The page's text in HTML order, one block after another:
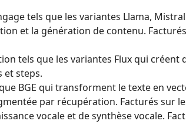
tels que les variantes Llama,
et la génération de contenu.
tels que les variantes Flux qui créent
et steps.
BGE qui transforment le texte en
par récupération. Facturés sur
vocale et de synthèse vocale.